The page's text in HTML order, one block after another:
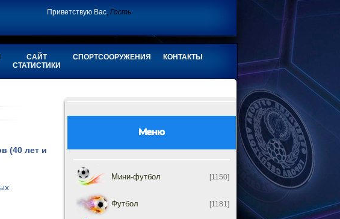
Приветствую Вас,Гость
САЙТ
СТАТИСТИКИ
СПОРТСООРУЖЕНИЯ КОНТАКТЫ
(40 лет и
Меню
Мини-футбол [1150]
Футбол [1181]